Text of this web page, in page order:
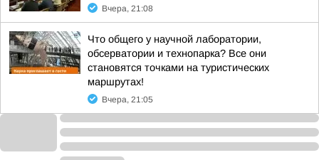
Вчера, 21:08
Что общего у научной лаборатории,
обсерватории и технопарка? Все они
становятся точками на туристических
маршрутах!
Вчера, 21:05